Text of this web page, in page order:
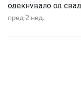
одекнувало од
зурлите и
простори, за
пред 2 нед.